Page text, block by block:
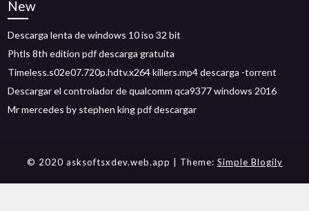
New
Descarga lenta de windows 10 iso 32 bit
Phtls 8th edition pdf descarga gratuita
Timeless.s02e07.720p.hdtv.x264 killers.mp4 descarga -torrent
Descargar el controlador de qualcomm qca9377 windows 2016
Mr mercedes by stephen king pdf descargar
© 2020 asksoftsxdev.web.app | Theme: Simple Blogily